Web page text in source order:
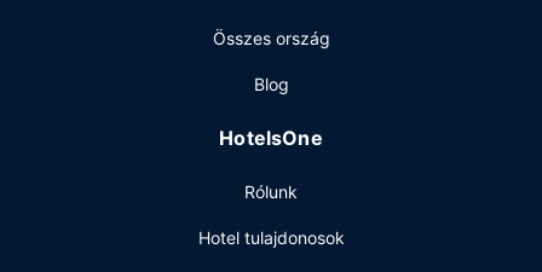
Összes ország
Blog
HotelsOne
Rólunk
Hotel tulajdonosok